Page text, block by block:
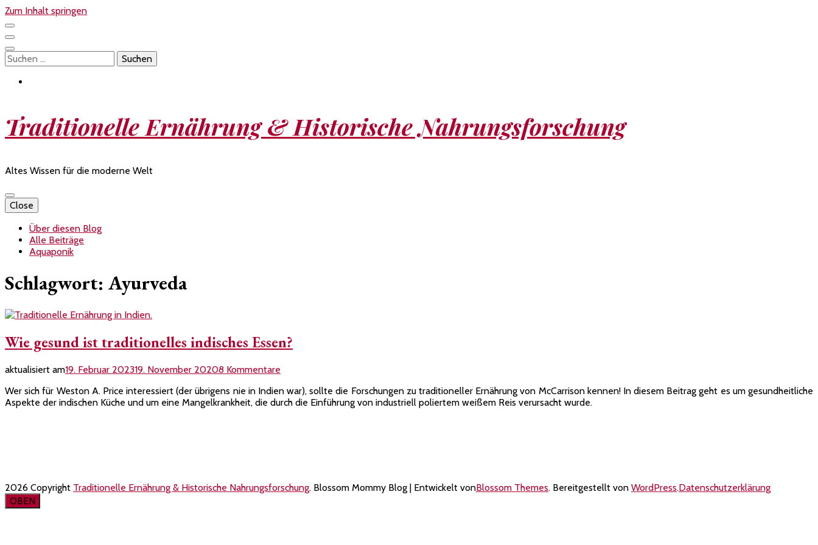
Zum Inhalt springen
Suchen
nach:
Traditionelle Ernährung & Historische Nahrungsforschung
Altes Wissen für die moderne Welt
Close
Über diesen Blog
Alle Beiträge
Aquaponik
Schlagwort: Ayurveda
Wie gesund ist traditionelles indisches Essen?
aktualisiert am19. Februar 202319. November 20208 Kommentare
gesund
ist
Wer sich für Weston A. Price interessiert (der übrigens nie in Indien war), sollte die Forschungen zu traditioneller Ernährung von McCarrison kennen! In diesem Beitrag geht es um gesundheitliche
Aspekte der indischen Küche und um eine Mangelkrankheit, die durch die Einführung von industriell poliertem weißem Reis verursacht wurde.
2026 Copyright Traditionelle Ernährung & Historische Nahrungsforschung. Blossom Mommy Blog | Entwickelt vonBlossom Themes. Bereitgestellt von WordPress.Datenschutzerklärung
OBEN